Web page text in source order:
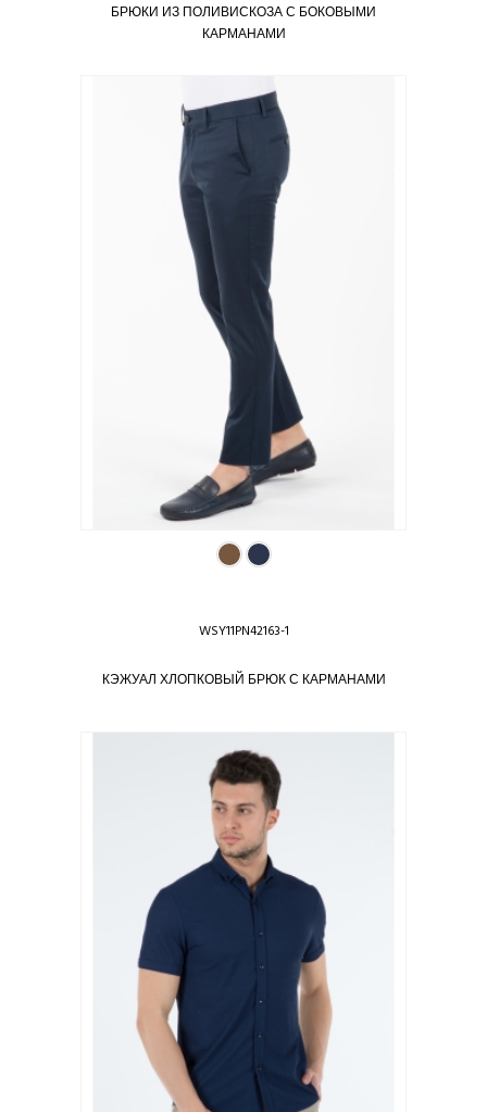
БРЮКИ ИЗ ПОЛИВИСКОЗА С БОКОВЫМИ
КАРМАНАМИ
WSY11PN42163-1
КЭЖУАЛ ХЛОПКОВЫЙ БРЮК С КАРМАНАМИ